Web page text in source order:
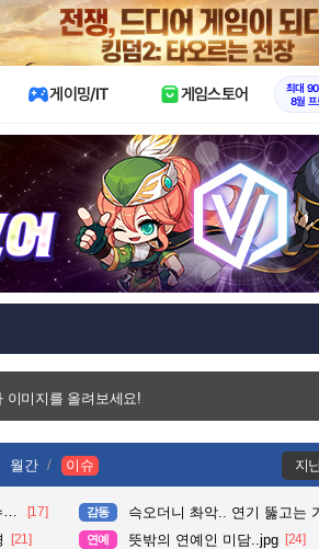
X
게이밍/IT 게임스토어
최대
8월 프
이미지를 올려보세요!
월간 이슈 지
[17] 감동 슥오더니 촤악.. 연기 뚫고는 가슴 툭툭..
[21] 연예 뜻밖의 연예인 미담..jpg [24]